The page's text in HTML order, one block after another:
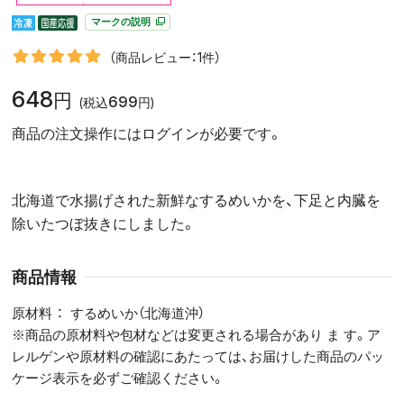
マークの説明
（商品レビュー：1件）
648円 (税込699円)
商品の注文操作にはログインが必要です。
北海道で水揚げされた新鮮なするめいかを、下足と内臓を
除いたつぼ抜きにしました。
商品情報
原材料
するめいか（北海道沖）
※商品の原材料や包材などは変更される場合があり ま す。ア
レルゲンや原材料の確認にあたっては、お届けした商品のパッ
ケージ表示を必ずご確認ください。